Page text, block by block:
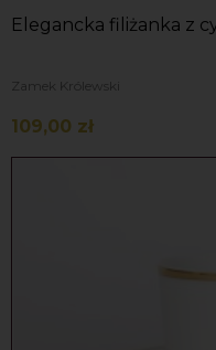
Elegancka filiżanka z
Zamek Królewski
109,00 zł